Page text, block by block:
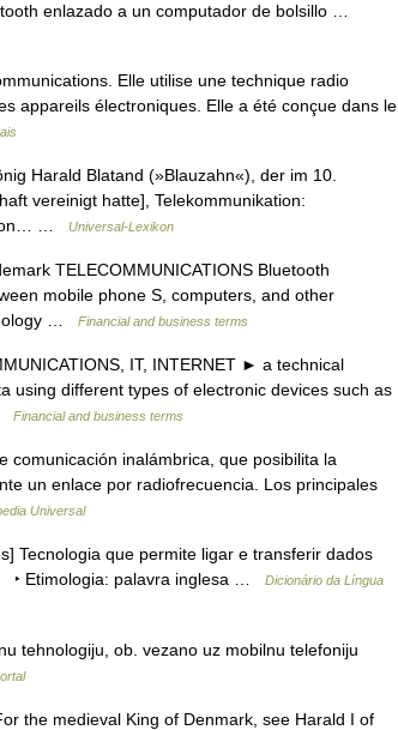
enlazado a un computador de bolsillo …
Elle utilise une technique radio
appareils électroniques. Elle a été conçue dans le
Harald Blatand (»Blauzahn«), der im 10.
vereinigt hatte], Telekommunikation:
…
Universal-Lexikon
TELECOMMUNICATIONS Bluetooth
mobile phone S, computers, and other
…
Financial and business terms
IT, INTERNET ► a technical
using different types of electronic devices such as
Financial and business terms
inalámbrica, que posibilita la
un enlace por radiofrecuencia. Los principales
Universal
Tecnologia que permite ligar e transferir dados
‣ Etimologia: palavra inglesa …
Dicionário da Língua
tehnologiju, ob. vezano uz mobilnu telefoniju
the medieval King of Denmark, see Harald I of